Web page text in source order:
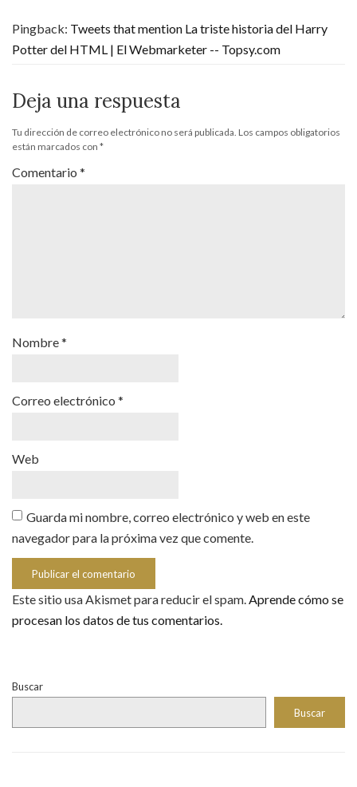
Pingback: Tweets that mention La triste historia del Harry
Potter del HTML | El Webmarketer -- Topsy.com
Deja una respuesta
Tu dirección de correo electrónico no será publicada. Los campos obligatorios
están marcados con *
Comentario *
Nombre*
Correo electrónico *
Web
Guarda mi nombre, correo electrónico y web en este
navegador para la próxima vez que comente.
Este sitio usa Akismet para reducir el spam. Aprende cómo se
procesan los datos de tus comentarios.
Buscar
Buscar